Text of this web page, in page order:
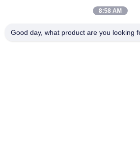
Atténuateur en plastique optique de
8:58 AM
Good day, what product are you looking